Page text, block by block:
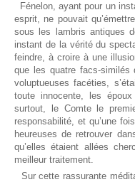
Fénelon, ayant pour un
esprit, ne pouvait
sous les lambris antiques
instant de la vérité du
feindre, à croire à une
que les quatre facs-
voluptueuses facéties,
toute innocente, les
surtout, le Comte le
responsabilité, et qu’une
heureuses de retrouver
qu’elles étaient allées
meilleur traitement.
Sur cette rassurante